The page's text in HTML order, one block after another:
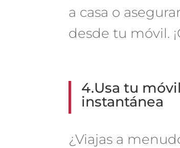
a casa o
desde tu móvil.
4.Usa tu
instantánea
¿Viajas a